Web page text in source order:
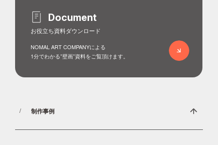
Document
お役立ち資料ダウンロード
NOMAL ART COMPANYによる
1分でわかる”壁画”資料をご覧頂けます。
制作事例